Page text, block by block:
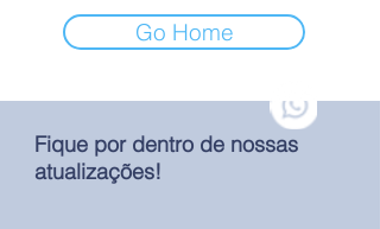
Go Home
Fique por dentro de nossas
atualizações!